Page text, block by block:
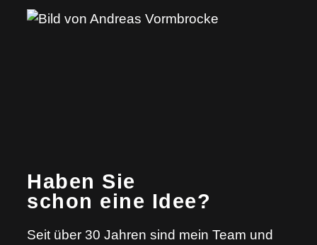
Haben Sie
schon eine Idee?
Seit über 30 Jahren sind mein Team und